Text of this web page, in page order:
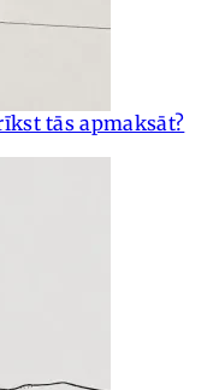
tās apmaksāt?